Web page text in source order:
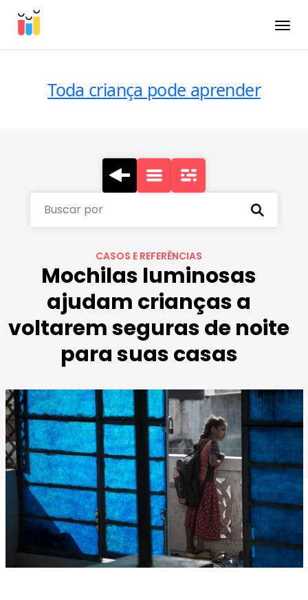
Toda criança pode aprender
Buscar por
CASOS E REFERÊNCIAS
Mochilas luminosas
ajudam crianças a
voltarem seguras de noite
para suas casas